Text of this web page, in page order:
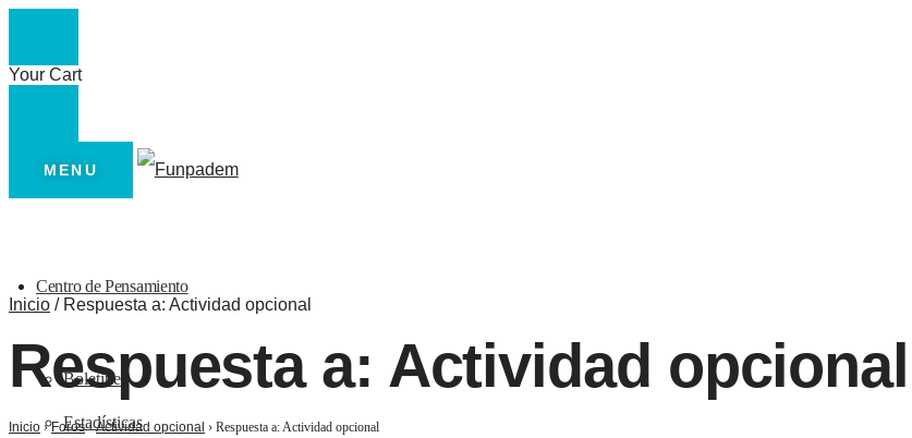
Skip
navigation
Skip
content
Your Cart
MENU
Centro de Pensamiento
Boletines
Estadísticas
Inicio / Respuesta a: Actividad opcional
Respuesta a: Actividad opcional
Inicio › Foros › Actividad opcional › Respuesta a: Actividad opcional